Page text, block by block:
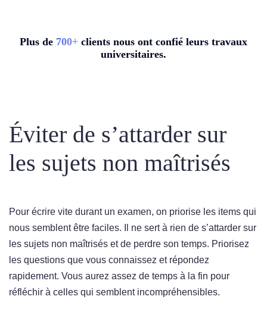
Plus de 700+ clients nous ont confié leurs travaux
universitaires.
Éviter de s’attarder sur
les sujets non maîtrisés
Pour écrire vite durant un examen, on priorise les items qui
nous semblent être faciles. Il ne sert à rien de s’attarder sur
les sujets non maîtrisés et de perdre son temps. Priorisez
les questions que vous connaissez et répondez
rapidement. Vous aurez assez de temps à la fin pour
réfléchir à celles qui semblent incompréhensibles.